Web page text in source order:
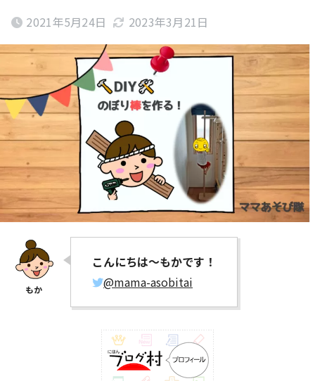
2021年5月24日 2023年3月21日
こんにちは～もかです！
@mama-asobitai